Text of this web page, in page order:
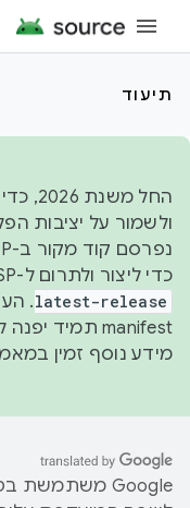
תיעוד
החל
ולשמור על יציבות
כדי ליצור ולתרום ל-AOSP, צריך להשתמש ב-
latest-release
.
מידע נוסף זמין